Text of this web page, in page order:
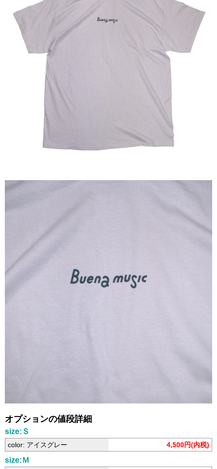
オプションの値段詳細
size:Ｓ
color: アイスグレー 4,500円(内税)
size:Ｍ